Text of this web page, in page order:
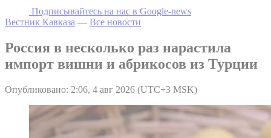
Подписывайтесь на наc в Google-news
Вестник Кавказа — Все новости
Россия в несколько раз нарастила
импорт вишни и абрикосов из Турции
Опубликовано: 2:06, 4 авг 2026 (UTC+3 MSK)